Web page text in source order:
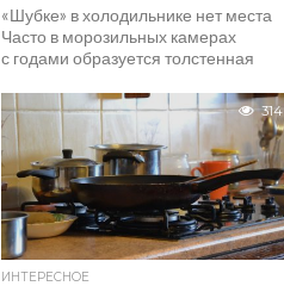
«Шубке» в холодильнике нет места
Часто в морозильных камерах
с годами образуется толстенная
забирает драгоценные сантиметры
пространства, но и вредит самому
прибору и заставляет...
314
ИНТЕРЕСНОЕ